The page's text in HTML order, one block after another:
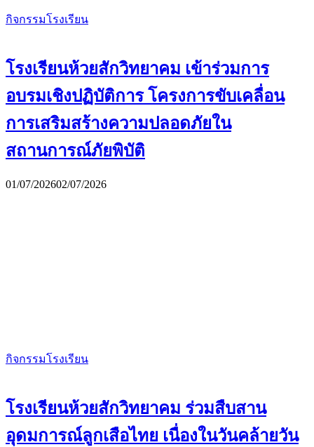
กิจกรรมโรงเรียน
โรงเรียนห้วยสักวิทยาคม เข้าร่วมการ
อบรมเชิงปฏิบัติการ โครงการขับเคลื่อน
การเสริมสร้างความปลอดภัยใน
สถานการณ์ภัยพิบัติ
01/07/202602/07/2026
กิจกรรมโรงเรียน
โรงเรียนห้วยสักวิทยาคม ร่วมสืบสาน
อุดมการณ์ลูกเสือไทย เนื่องในวันคล้ายวัน